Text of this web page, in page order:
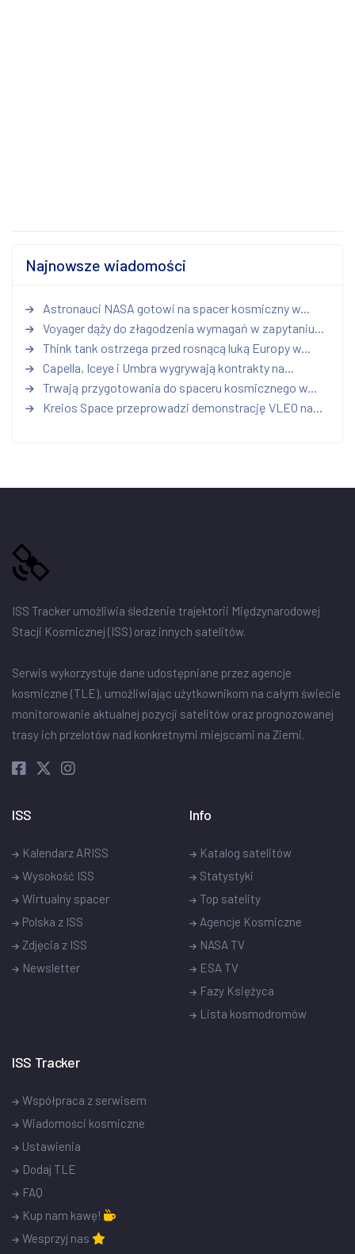
Najnowsze wiadomości
Astronauci NASA gotowi na spacer kosmiczny w...
Voyager dąży do złagodzenia wymagań w zapytaniu...
Think tank ostrzega przed rosnącą luką Europy w...
Capella, Iceye i Umbra wygrywają kontrakty na...
Trwają przygotowania do spaceru kosmicznego w...
Kreios Space przeprowadzi demonstrację VLEO na...
ISS Tracker umożliwia śledzenie trajektorii Międzynarodowej
Stacji Kosmicznej (ISS) oraz innych satelitów.
Serwis wykorzystuje dane udostępniane przez agencje
kosmiczne (TLE), umożliwiając użytkownikom na całym świecie
monitorowanie aktualnej pozycji satelitów oraz prognozowanej
trasy ich przelotów nad konkretnymi miejscami na Ziemi.
ISS
Kalendarz ARISS
Wysokość ISS
Wirtualny spacer
Polska z ISS
Zdjęcia z ISS
Newsletter
Info
Katalog satelitów
Statystyki
Top satelity
Agencje Kosmiczne
NASA TV
ESA TV
Fazy Księżyca
Lista kosmodromów
ISS Tracker
Współpraca z serwisem
Wiadomości kosmiczne
Ustawienia
Dodaj TLE
FAQ
Kup nam kawę!
Wesprzyj nas